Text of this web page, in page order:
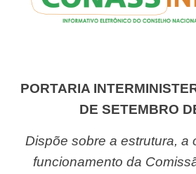
PORTARIA INTERMINISTERIAL Nº 7, DE 16
DE SETEMBRO
Dispõe sobre a estrutura, a organização e o
funcionamento da